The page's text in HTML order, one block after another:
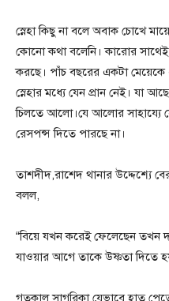
স্নেহা কিছু না বলে অবাক চোখে
কোনো কথা বলেনি। কারোর
করছে। পাঁচ বছরের একটা
স্নেহার মধ্যে যেন প্রান নেই। যা
চিলতে আলো।যে আলোর সাহায্যে
রেসপন্স দিতে পারছে না।
তাশদীদ,রাশেদ থানার উদ্দেশ্যে
বলল,
“বিয়ে যখন করেই ফেলেছেন তখন
যাওয়ার আগে তাকে উষ্ণতা দিতে
গতকাল সাগরিকা যেভাবে হাত